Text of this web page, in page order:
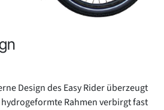
Design des Easy Rider überzeugt
Rahmen verbirgt fast